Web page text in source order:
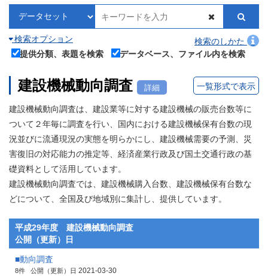
検索オプション
検索のしかた
提供分類、表題を検索
データベース、ファイル内を検索
建設機械動向調査 詳細 一覧形式で表示
建設機械動向調査は、建設業等に対する建設機械の販売台数等に
ついて２年毎に調査を行い、国内における建設機械保有台数の現
況並びに流通現況の実態を明らかにし、建設機械需要の予測、災
害復旧の対応能力の推定等、経済産業行政及び国土交通行政の基
礎資料として活用しています。
建設機械動向調査では、建設機械購入台数、建設機械保有台数な
どについて、全国及び地域別に集計し、提供しています。
平成29年度 建設機械動向調査
公開（更新）日
■動向調査
8件 公開（更新）日 2021-03-30